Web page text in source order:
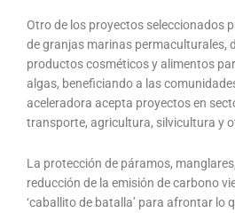
Otro de los proyectos seleccionados
de granjas marinas permaculturales,
productos cosméticos y alimentos
algas, beneficiando a las
aceleradora acepta proyectos en
transporte, agricultura, silvicultura y
La protección de páramos,
reducción de la emisión de carbono
‘caballito de batalla’ para afrontar lo